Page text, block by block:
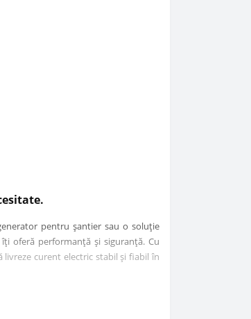
pentru șantier sau o soluție
oferă performanță și siguranță. Cu
curent electric stabil și fiabil în